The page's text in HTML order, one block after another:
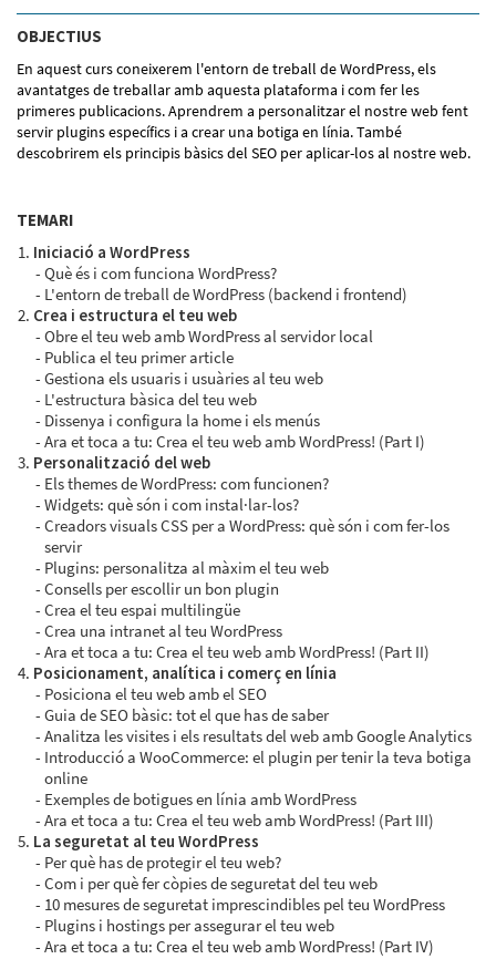
OBJECTIUS
En aquest curs coneixerem l'entorn de treball de WordPress, els
avantatges de treballar amb aquesta plataforma i com fer les
primeres publicacions. Aprendrem a personalitzar el nostre web fent
servir plugins específics i a crear una botiga en línia. També
descobrirem els principis bàsics del SEO per aplicar-los al nostre web.
TEMARI
Iniciació a WordPress
Què és i com funciona WordPress?
L'entorn de treball de WordPress (backend i frontend)
Crea i estructura el teu web
Obre el teu web amb WordPress al servidor local
Publica el teu primer article
Gestiona els usuaris i usuàries al teu web
L'estructura bàsica del teu web
Dissenya i configura la home i els menús
Ara et toca a tu: Crea el teu web amb WordPress! (Part I)
Personalització del web
Els themes de WordPress: com funcionen?
Widgets: què són i com instal·lar-los?
Creadors visuals CSS per a WordPress: què són i com fer-los
servir
Plugins: personalitza al màxim el teu web
Consells per escollir un bon plugin
Crea el teu espai multilingüe
Crea una intranet al teu WordPress
Ara et toca a tu: Crea el teu web amb WordPress! (Part II)
Posicionament, analítica i comerç en línia
Posiciona el teu web amb el SEO
Guia de SEO bàsic: tot el que has de saber
Analitza les visites i els resultats del web amb Google Analytics
Introducció a WooCommerce: el plugin per tenir la teva botiga
online
Exemples de botigues en línia amb WordPress
Ara et toca a tu: Crea el teu web amb WordPress! (Part III)
La seguretat al teu WordPress
Per què has de protegir el teu web?
Com i per què fer còpies de seguretat del teu web
10 mesures de seguretat imprescindibles pel teu WordPress
Plugins i hostings per assegurar el teu web
Ara et toca a tu: Crea el teu web amb WordPress! (Part IV)